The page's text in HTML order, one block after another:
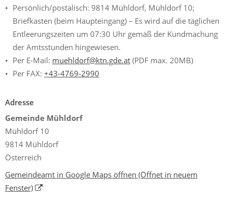
Persönlich/postalisch: 9814 Mühldorf, Mühldorf 10;
Briefkasten (beim Haupteingang) – Es wird auf die täglichen
Entleerungszeiten um 07:30 Uhr gemäß der Kundmachung
der Amtsstunden hingewiesen.
Per E-Mail: muehldorf@ktn.gde.at (PDF max. 20MB)
Per FAX: +43-4769-2990
Adresse
Gemeinde Mühldorf
Mühldorf 10
9814 Mühldorf
Österreich
Gemeindeamt in Google Maps öffnen (Öffnet in neuem
Fenster)